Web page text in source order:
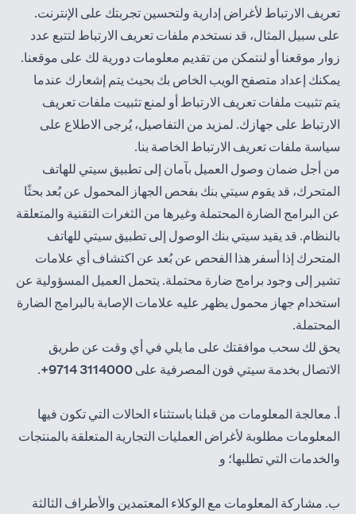
تعريف الارتباط لأغراض إدارية ولتحسين تجربتك على الإنترنت.
على سبيل المثال، قد نستخدم ملفات تعريف الارتباط لتتبع عدد
زوار موقعنا أو لنتمكن من تقديم معلومات دورية لك على موقعنا.
يمكنك إعداد متصفح الويب الخاص بك بحيث يتم إشعارك عندما
يتم تثبيت ملفات تعريف الارتباط أو لمنع تثبيت ملفات تعريف
الارتباط على جهازك. لمزيد من التفاصيل، يُرجى الاطلاع على
سياسة ملفات تعريف الارتباط الخاصة بنا.
من أجل ضمان وصول العميل بآمان إلى تطبيق سيتي للهاتف
المتحرك، قد يقوم سيتي بنك بفحص الجهاز المحمول عن بُعد بحثًا
عن البرامج الضارة المحتملة وغيرها من الثغرات التقنية والمتعلقة
بالنظام. قد يقيد سيتي بنك الوصول إلى تطبيق سيتي للهاتف
المتحرك إذا أسفر هذا الفحص عن بُعد عن اكتشاف أي علامات
تشير إلى وجود برامج ضارة محتملة. يتحمل العميل المسؤولية عن
استخدام جهاز محمول يظهر عليه علامات الإصابة بالبرامج الضارة
المحتملة.
يحق لك سحب موافقتك على ما يلي في أي وقت عن طريق
الاتصال بخدمة سيتي فون المصرفية على 3114000 9714+
.
أ. معالجة المعلومات من قبلنا باستثناء الحالات التي تكون فيها
المعلومات مطلوبة لأغراض العمليات التجارية المتعلقة بالمنتجات
والخدمات التي تطلبها؛ و
ب. مشاركة المعلومات مع الوكلاء المعتمدين والأطراف الثالثة